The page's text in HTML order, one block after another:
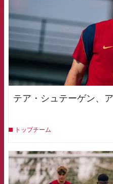
テア・シュテーゲン、
トップチーム